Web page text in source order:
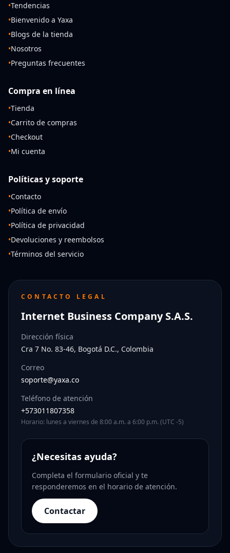
•Tendencias
•Bienvenido a Yaxa
•Blogs de la tienda
•Nosotros
•Preguntas frecuentes
Compra en línea
•Tienda
•Carrito de compras
•Checkout
•Mi cuenta
Políticas y soporte
•Contacto
•Política de envío
•Política de privacidad
•Devoluciones y reembolsos
•Términos del servicio
CONTACTO LEGAL
Internet Business Company S.A.S.
Dirección física
Cra 7 No. 83-46, Bogotá D.C., Colombia
Correo
soporte@yaxa.co
Teléfono de atención
+573011807358
Horario: lunes a viernes de 8:00 a.m. a 6:00 p.m. (UTC -5)
¿Necesitas ayuda?
Completa el formulario oficial y te
responderemos en el horario de atención.
Contactar